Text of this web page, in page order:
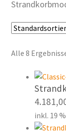
Alle 8
inkl. 19